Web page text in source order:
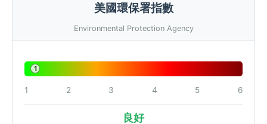
美國環保署指數
Environmental Protection Agency
1
1 2 3 4 5 6
良好